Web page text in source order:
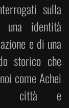
sulla
una identità
e di una
storico che
come Achei
di città e